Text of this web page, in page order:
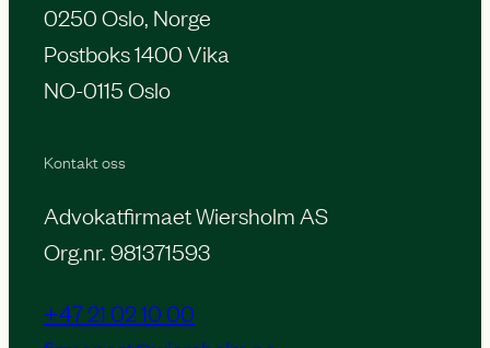
Kontakt oss
Advokatfirmaet Wiersholm AS
Org.nr. 981371593
+47 21 02 10 00
0250 Oslo, Norge
Postboks 1400 Vika
NO-0115 Oslo